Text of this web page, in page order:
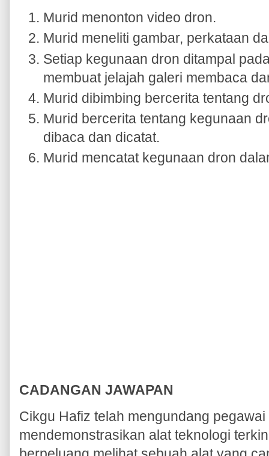
Murid menonton video dron.
Murid meneliti gambar, perkataan
Setiap kegunaan dron ditampal
membuat jelajah galeri membaca
Murid dibimbing bercerita tentang
Murid bercerita tentang kegunaan
dibaca dan dicatat.
Murid mencatat kegunaan dron
CADANGAN JAWAPAN
Cikgu Hafiz telah mengundang
mendemonstrasikan alat teknologi